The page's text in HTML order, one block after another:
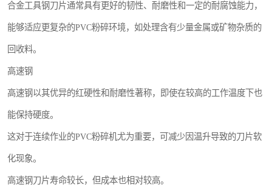
合金工具钢刀片通常具有更好的韧性、耐磨性和一定的耐腐蚀能力，
能够适应更复杂的PVC粉碎环境，如处理含有少量金属或矿物杂质的
回收料。
高速钢
高速钢以其优异的红硬性和耐磨性著称，即使在较高的工作温度下也
能保持硬度。
这对于连续作业的PVC粉碎机尤为重要，可减少因温升导致的刀片软
化现象。
高速钢刀片寿命较长，但成本也相对较高。